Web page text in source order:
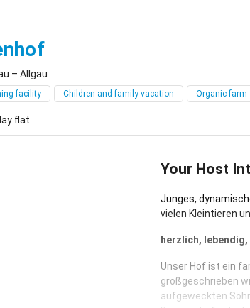
Unterthingau
– Allgäu
facility Children and family vacation Organic farm
flat
Your Host
Junges,
vielen Kleintieren
herzlich,
Unser Hof ist ein
großgeschrieben
aufgeweckten